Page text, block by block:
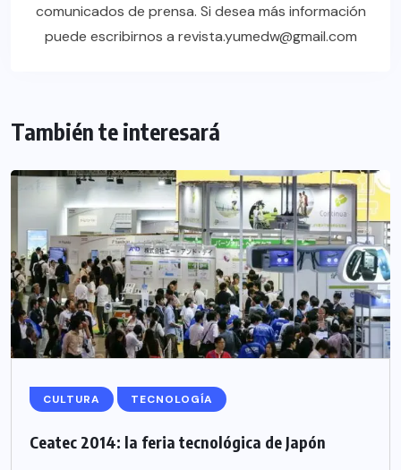
comunicados de prensa. Si desea más información
puede escribirnos a revista.yumedw@gmail.com
También te interesará
CULTURA TECNOLOGÍA
Ceatec 2014: la feria tecnológica de Japón